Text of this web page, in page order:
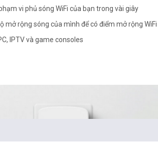
vi phủ sóng WiFi của bạn trong vài giây
mở rộng sóng của mình để có điểm mở rộng
IPTV và game consoles